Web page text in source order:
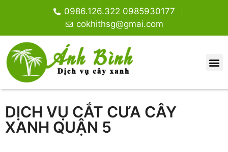
0986.126.322 0985930177
cokhithsg@gmai.com
DỊCH VỤ CẮT CƯA CÂY
XANH QUẬN 5